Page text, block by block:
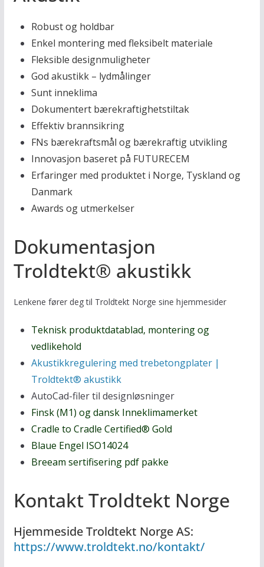
Robust og holdbar
Enkel montering med fleksibelt materiale
Fleksible designmuligheter
God akustikk – lydmålinger
Sunt inneklima
Dokumentert bærekraftighetstiltak
Effektiv brannsikring
FNs bærekraftsmål og bærekraftig utvikling
Innovasjon baseret på FUTURECEM
Erfaringer med produktet i Norge, Tyskland og
Danmark
Awards og utmerkelser
Dokumentasjon
Troldtekt® akustikk
Lenkene fører deg til Troldtekt Norge sine hjemmesider
Teknisk produktdatablad, montering og
vedlikehold
Akustikkregulering med trebetongplater |
Troldtekt® akustikk
AutoCad-filer til designløsninger
Finsk (M1) og dansk Inneklimamerket
Cradle to Cradle Certified® Gold
Blaue Engel ISO14024
Breeam sertifisering pdf pakke
Kontakt Troldtekt Norge
Hjemmeside Troldtekt Norge AS:
https://www.troldtekt.no/kontakt/